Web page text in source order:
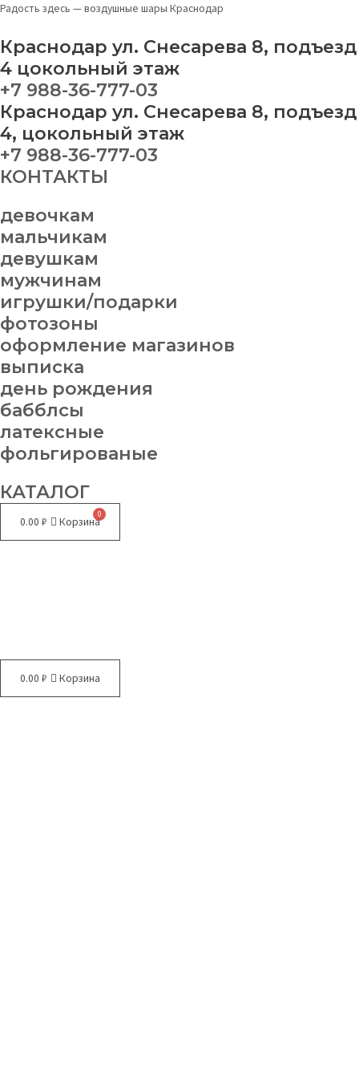
Перейти
содержимому
Радость здесь — воздушные шары Краснодар
Краснодар ул. Снесарева 8, подъезд
4 цокольный этаж
+7 988-36-777-03
Краснодар ул. Снесарева 8, подъезд
4, цокольный этаж
+7 988-36-777-03
КОНТАКТЫ
девочкам
мальчикам
девушкам
мужчинам
игрушки/подарки
фотозоны
оформление магазинов
выписка
день рождения
бабблсы
латексные
фольгированые
КАТАЛОГ
0.00 ₽ Корзина
0.00 ₽ Корзина
Набор
№89
quantity